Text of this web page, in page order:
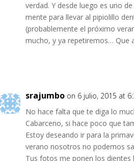
verdad. Y desde luego es uno
mente para llevar al pipiolillo
(probablemente el próximo
mucho, y ya repetiremos… Que
srajumbo on 6 julio, 2015 at
No hace falta que te diga lo
Cabarceno, si hace poco que
Estoy deseando ir para la
verano nosotros no podemos
Tus fotos me ponen los dientes